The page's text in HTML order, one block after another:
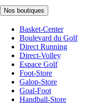
Nos boutiques
Basket-Center
Boulevard du Golf
Direct Running
Direct-Volley
Espace Golf
Foot-Store
Galop-Store
Goal-Foot
Handball-Store